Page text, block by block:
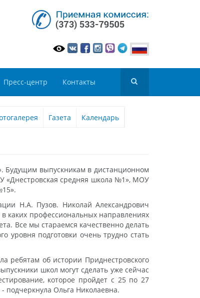
Пресс-центр Контакты
Газета Календарь
Будущим выпускникам в дистанционном
«Днестровская средняя школа №1», МОУ
Н.А. Пузов. Николай Александрович
каких профессиональных направлениях
Все мы стараемся качественно делать
уровня подготовки очень трудно стать
ребятам об истории Приднестровского
школ могут сделать уже сейчас
которое пройдет с 25 по 27
подчеркнула Ольга Николаевна.